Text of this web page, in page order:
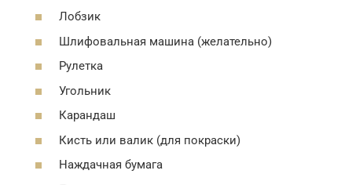
Лобзик
Шлифовальная машина (желательно)
Рулетка
Угольник
Карандаш
Кисть или валик (для покраски)
Наждачная бумага